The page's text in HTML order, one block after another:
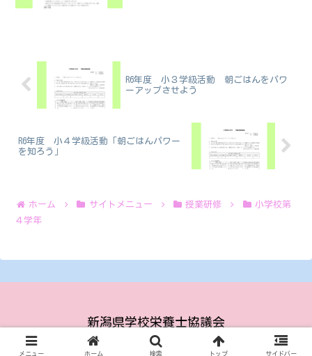
R6年度 小３学級活動 朝ごはんをパワ
ーアップさせよう
R6年度 小４学級活動「朝ごはんパワー
を知ろう」
ホーム サイトメニュー 授業研修
小学校第
４学年
新潟県学校栄養士協議会
© 2023 新潟県学校栄養士協議会.
メニュー ホーム 検索 トップ サイドバー